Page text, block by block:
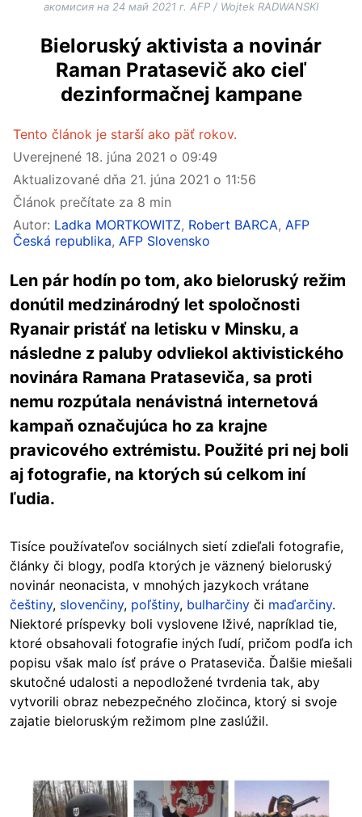
акомисия на 24 май 2021 г. AFP / Wojtek RADWANSKI
Bieloruský aktivista a novinár
Raman Pratasevič ako cieľ
dezinformačnej kampane
Tento článok je starší ako päť rokov.
Uverejnené 18. júna 2021 o 09:49
Aktualizované dňa 21. júna 2021 o 11:56
Článok prečítate za 8 min
Autor: Ladka MORTKOWITZ, Robert BARCA, AFP
Česká republika, AFP Slovensko
Len pár hodín po tom, ako bieloruský režim
donútil medzinárodný let spoločnosti
Ryanair pristáť na letisku v Minsku, a
následne z paluby odvliekol aktivistického
novinára Ramana Prataseviča, sa proti
nemu rozpútala nenávistná internetová
kampaň označujúca ho za krajne
pravicového extrémistu. Použité pri nej boli
aj fotografie, na ktorých sú celkom iní
ľudia.
Tisíce používateľov sociálnych sietí zdieľali fotografie,
články či blogy, podľa ktorých je väznený bieloruský
novinár neonacista, v mnohých jazykoch vrátane
češtiny, slovenčiny, poľštiny, bulharčiny či maďarčiny.
Niektoré príspevky boli vyslovene lživé, napríklad tie,
ktoré obsahovali fotografie iných ľudí, pričom podľa ich
popisu však malo ísť práve o Prataseviča. Ďalšie miešali
skutočné udalosti a nepodložené tvrdenia tak, aby
vytvorili obraz nebezpečného zločinca, ktorý si svoje
zajatie bieloruským režimom plne zaslúžil.
Image